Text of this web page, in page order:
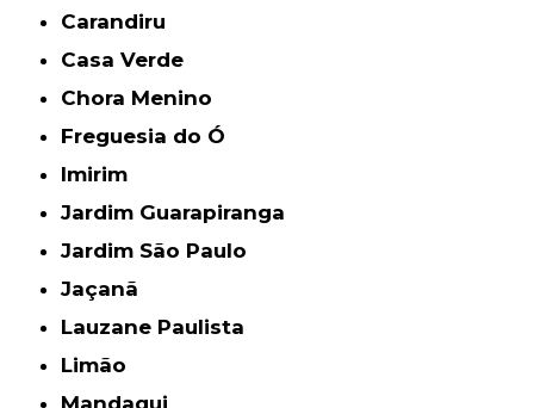
Carandiru
Casa Verde
Chora Menino
Freguesia do Ó
Imirim
Jardim Guarapiranga
Jardim São Paulo
Jaçanã
Lauzane Paulista
Limão